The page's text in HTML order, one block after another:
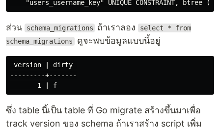
ส่วน schema_migrations ถ้าเราลอง select * from
schema_migrations ดูจะพบข้อมูลแบบนี้อยู่
version | dirty
---------+-------
ซึ่ง table นี้เป็น table ที่ Go migrate สร้างขึ้นมาเพื่อ
track version ของ schema ถ้าเราสร้าง script เพิ่ม